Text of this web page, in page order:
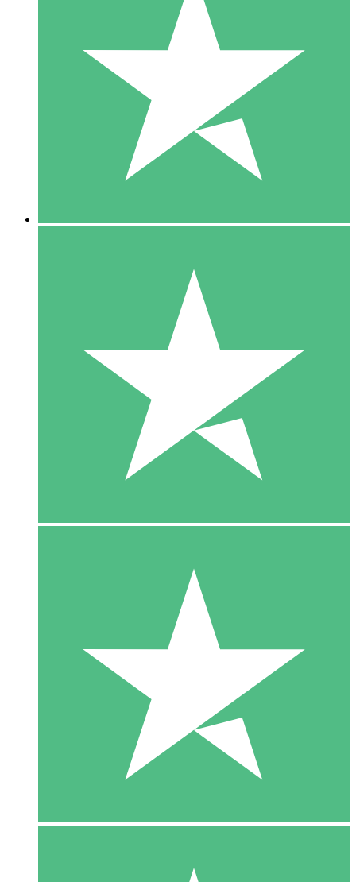
Paquetes de Créditos Individuales
Paga según el uso con créditos de descarga. Sin compromiso
10 00
10 Descargas
20 00